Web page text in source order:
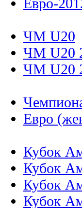
ЧМ U20
ЧМ U20
ЧМ U20
Евро
Кубок
Кубок
Кубок
Кубок